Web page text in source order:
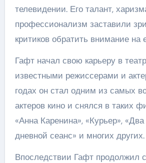
телевидении. Его талант,
профессионализм заставили
критиков обратить внимание на
Гафт начал свою карьеру в
известными режиссерами и
годах он стал одним из самых
актеров кино и снялся в таких
«Анна Каренина», «Курьер»,
дневной сеанс» и многих других.
Впоследствии Гафт продолжил